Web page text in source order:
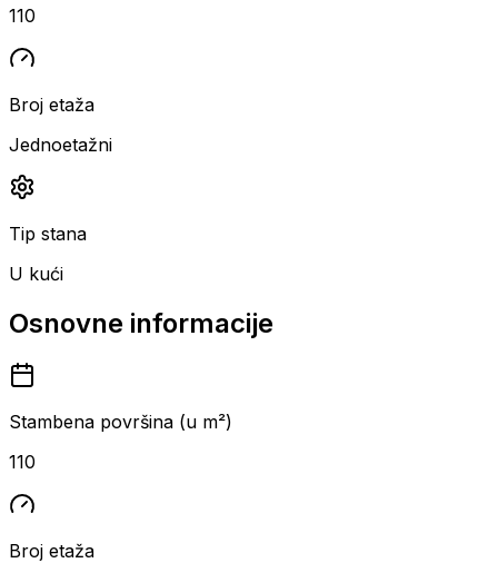
110
Broj etaža
Jednoetažni
Tip stana
U kući
Osnovne informacije
Stambena površina (u m²)
110
Broj etaža